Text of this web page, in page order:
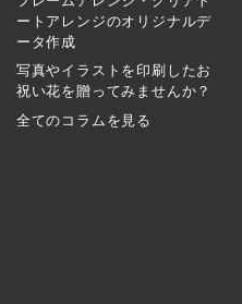
ートアレンジのオリジナルデ
ータ作成
写真やイラストを印刷したお
祝い花を贈ってみませんか？
全てのコラムを見る